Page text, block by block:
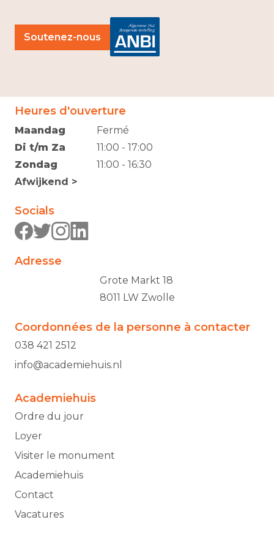
Heures d'ouverture
Maandag
Di t/m Za
Zondag
Afwijkend >
Fermé
11:00 - 17:00
11:00 - 16:30
Socials
Adresse
Grote Markt 18
8011 LW Zwolle
Coordonnées de la personne à contacter
038 421 2512
info@academiehuis.nl
Academiehuis
Ordre du jour
Loyer
Visiter le monument
Academiehuis
Contact
Vacatures
Soutenez-nous